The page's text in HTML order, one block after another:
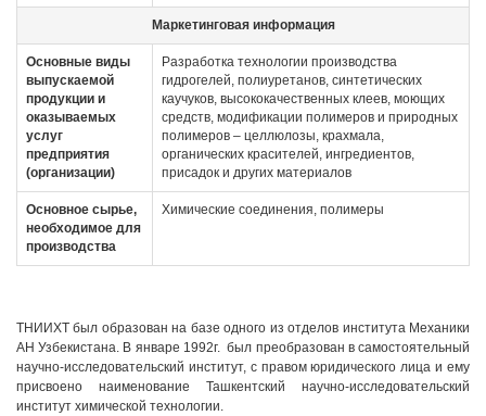
Маркетинговая информация
Основные виды
выпускаемой
продукции и
оказываемых
услуг
предприятия
(организации)
Разработка технологии производства
гидрогелей, полиуретанов, синтетических
каучуков, высококачественных клеев, моющих
средств, модификации полимеров и природных
полимеров – целлюлозы, крахмала,
органических красителей, ингредиентов,
присадок и других материалов
Основное сырье,
необходимое для
производства
Химические соединения, полимеры
ТНИИХТ был образован на базе одного из отделов института Механики
АН Узбекистана. В январе 1992г. был преобразован в самостоятельный
научно-исследовательский институт, с правом юридического лица и ему
присвоено наименование Ташкентский научно-исследовательский
институт химической технологии.